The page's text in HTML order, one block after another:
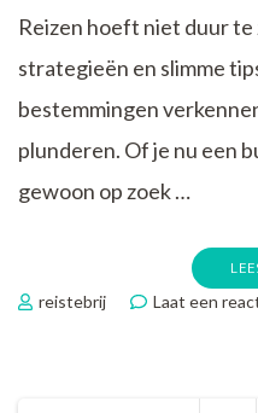
Reizen hoeft niet duur
strategieën en slimme
bestemmingen
plunderen. Of je nu een
gewoon op zoek …
reistebrij Laat een